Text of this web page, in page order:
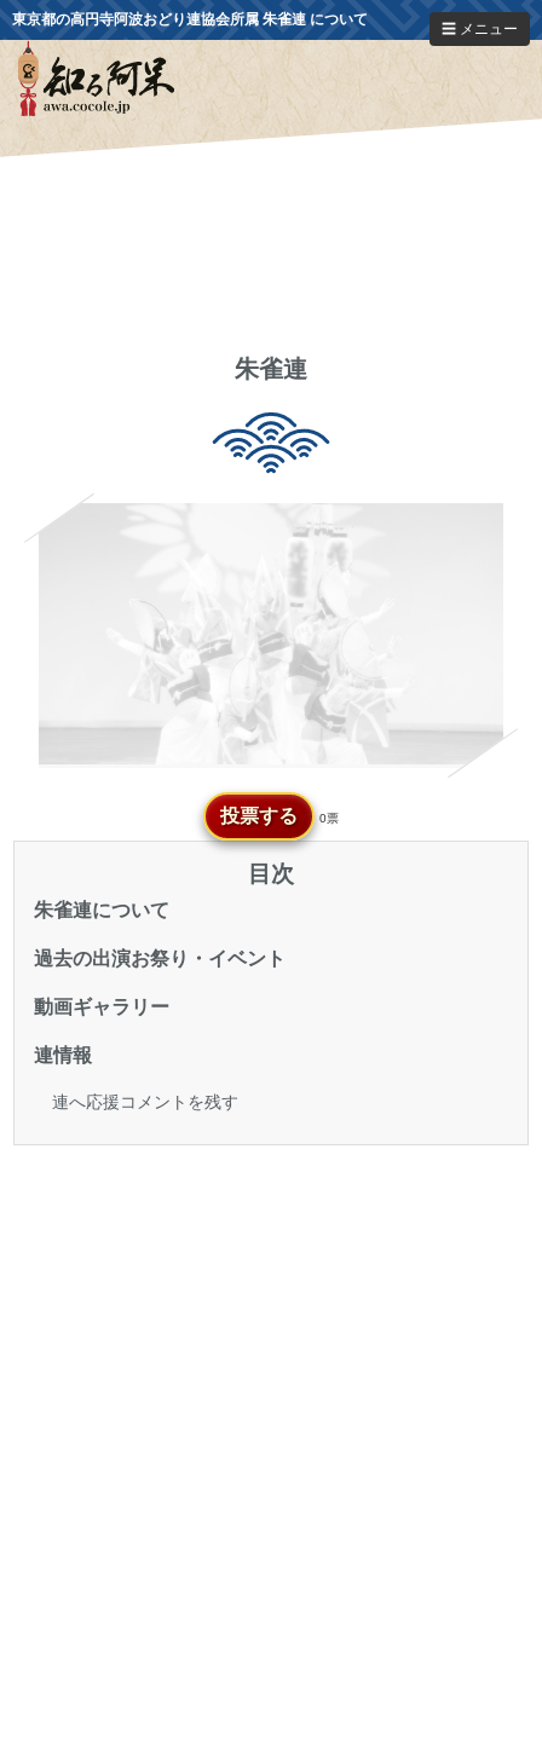
東京都の高円寺阿波おどり連協会所属 朱雀連 について
☰ メニュー
朱雀連
投票する 0票
目次
朱雀連について
過去の出演お祭り・イベント
動画ギャラリー
連情報
連へ応援コメントを残す